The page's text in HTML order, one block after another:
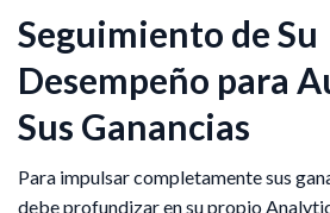
Seguimiento de Su
Desempeño para
Sus Ganancias
Para impulsar completamente sus
debe profundizar en su propio